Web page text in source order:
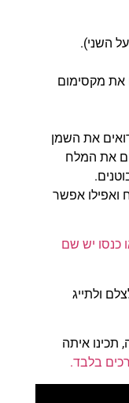
השני).
את מקסימום
את השמן
את המלח
ואפילו אפשר
כנסו יש שם
ולתייג
תכינו איתה